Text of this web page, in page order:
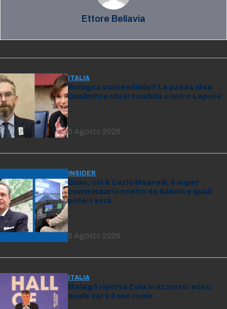
Ettore Bellavia
ITALIA
Bologna contendibile? La pazza idea
Gualmini e chi si candida contro Lepore
6 Agosto 2026
INSIDER
Enac, chi è Carlo Mearelli, il super
commissario scelto da Salvini e quali
poteri avrà
5 Agosto 2026
ITALIA
Malagò riporta Zola in azzurro: ecco
quale sarà il suo ruolo